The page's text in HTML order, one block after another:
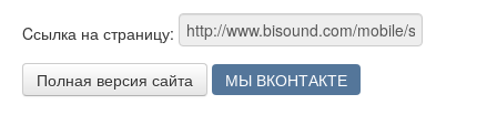
Cсылка на страницу:
Полная версия сайта МЫ ВКОНТАКТЕ